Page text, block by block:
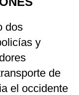
dos
y
de
el occidente